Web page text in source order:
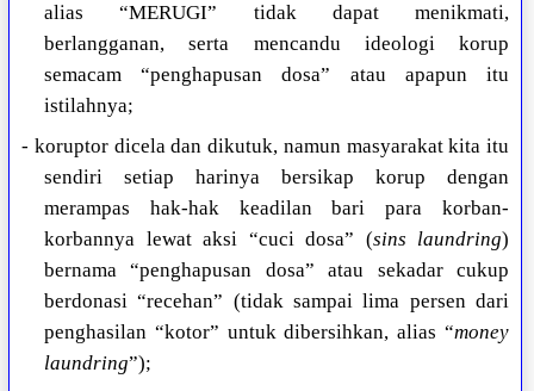
alias “MERUGI” tidak dapat menikmati,
berlangganan, serta mencandu ideologi korup
semacam “penghapusan dosa” atau apapun itu
istilahnya;
- koruptor dicela dan dikutuk, namun masyarakat kita itu
sendiri setiap harinya bersikap korup dengan
merampas hak-hak keadilan bari para korban-
korbannya lewat aksi “cuci dosa” (sins laundring)
bernama “penghapusan dosa” atau sekadar cukup
berdonasi “recehan” (tidak sampai lima persen dari
penghasilan “kotor” untuk dibersihkan, alias “money
laundring”);